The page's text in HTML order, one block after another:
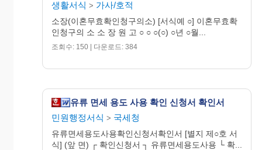
생활서식 > 가사/호적
소장(이혼무효확인청구의소) [서식예 ○] 이혼무효확
인청구의 소 소 장 원 고 ○ ○ ○(○) ○년 ○월...
조회수: 150 | 다운로드: 384
유류 면세 용도 사용 확인 신청서 확인서
민원행정서식 > 국세청
유류면세용도사용확인신청서확인서 [별지 제○호 서
식] (앞 면) ┌ 확인신청서 ┐ 유류면세용도사용 └ 확...